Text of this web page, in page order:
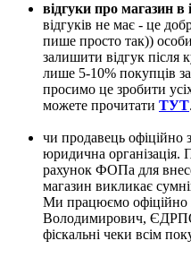
відгуки про магазин в
відгуків не має - це
пише просто так))
залишити відгук після
лише 5-10% покупців
просимо це зробити
можете прочитати ТУТ.
чи продавець
юридична організація.
рахунок ФОПа для
магазин викликає
Ми працюємо
Володимирович,
фіскальні чеки всім